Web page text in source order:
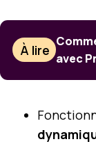
À lire avec